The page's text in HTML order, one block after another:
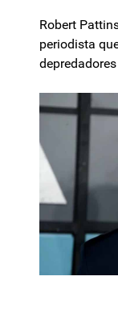
Robert
periodista